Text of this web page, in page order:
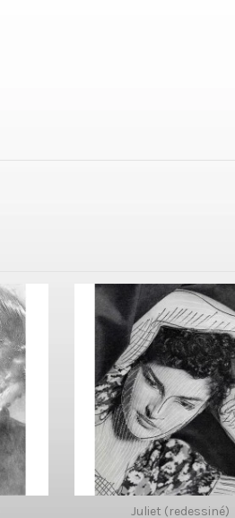
Juliet (redessiné)